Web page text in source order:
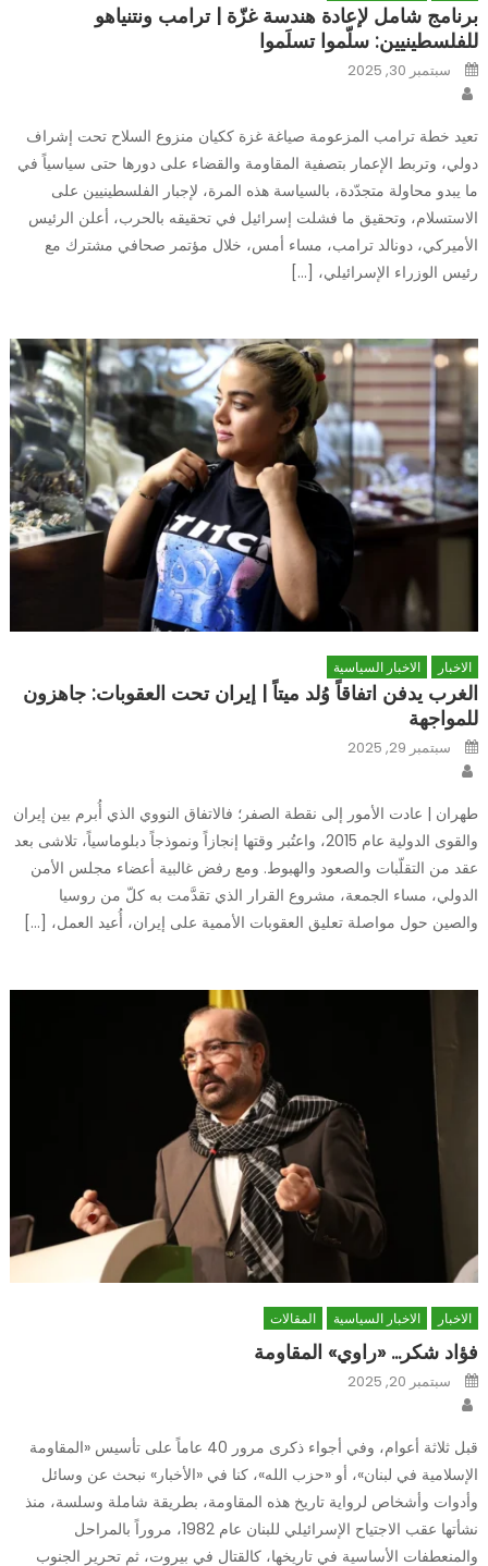
برنامج شامل لإعادة هندسة غزّة | ترامب ونتنياهو
للفلسطينيين: سلّموا تسلَموا
Posted
onسبتمبر 30, 2025
تعيد خطة ترامب المزعومة صياغة غزة ككيان منزوع السلاح تحت إشراف
دولي، وتربط الإعمار بتصفية المقاومة والقضاء على دورها حتى سياسياً في
ما يبدو محاولة متجدّدة، بالسياسة هذه المرة، لإجبار الفلسطينيين على
الاستسلام، وتحقيق ما فشلت إسرائيل في تحقيقه بالحرب، أعلن الرئيس
الأميركي، دونالد ترامب، مساء أمس، خلال مؤتمر صحافي مشترك مع
رئيس الوزراء الإسرائيلي، […]
الاخبار الاخبار السياسية
الغرب يدفن اتفاقاً وُلد ميتاً | إيران تحت العقوبات: جاهزون
للمواجهة
Posted
onسبتمبر 29, 2025
طهران | عادت الأمور إلى نقطة الصفر؛ فالاتفاق النووي الذي أُبرم بين إيران
والقوى الدولية عام 2015، واعتُبر وقتها إنجازاً ونموذجاً دبلوماسياً، تلاشى بعد
عقد من التقلّبات والصعود والهبوط. ومع رفض غالبية أعضاء مجلس الأمن
الدولي، مساء الجمعة، مشروع القرار الذي تقدَّمت به كلّ من روسيا
والصين حول مواصلة تعليق العقوبات الأممية على إيران، أُعيد العمل، […]
الاخبار الاخبار السياسية المقالات
فؤاد شكر… «راوي» المقاومة
Posted
onسبتمبر 20, 2025
قبل ثلاثة أعوام، وفي أجواء ذكرى مرور 40 عاماً على تأسيس «المقاومة
الإسلامية في لبنان»، أو «حزب الله»، كنا في «الأخبار» نبحث عن وسائل
وأدوات وأشخاص لرواية تاريخ هذه المقاومة، بطريقة شاملة وسلسة، منذ
نشأتها عقب الاجتياح الإسرائيلي للبنان عام 1982، مروراً بالمراحل
والمنعطفات الأساسية في تاريخها، كالقتال في بيروت، ثم تحرير الجنوب